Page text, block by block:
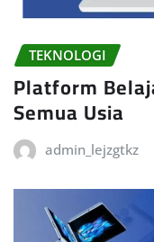
TEKNOLOGI
Platform
Semua Usia
admin_lejzgtkz